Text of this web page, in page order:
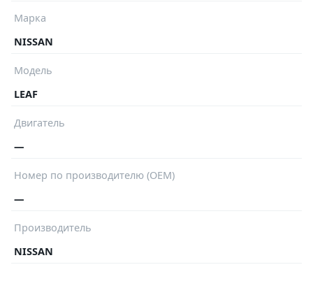
Марка
NISSAN
Модель
LEAF
Двигатель
—
Номер по производителю (OEM)
—
Производитель
NISSAN